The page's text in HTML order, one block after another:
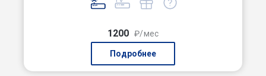
1200 ₽/мес
Подробнее